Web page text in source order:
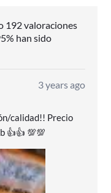
192 valoraciones
han sido
3 years ago
Precio
más asequible que en cualquier web 👍👍 💯💯